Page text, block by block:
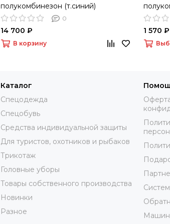
полукомбинезон (т.синий)
0
14 700 ₽
В корзину
1 570 ₽
Каталог
Спецодежда
Спецобувь
Средства индивидуальной защиты
Для туристов, охотников и рыбаков
Трикотаж
Головные уборы
Товары собственного производства
Новинки
Разное